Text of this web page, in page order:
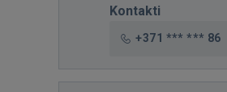
Kontakti
+371 *** *** 86